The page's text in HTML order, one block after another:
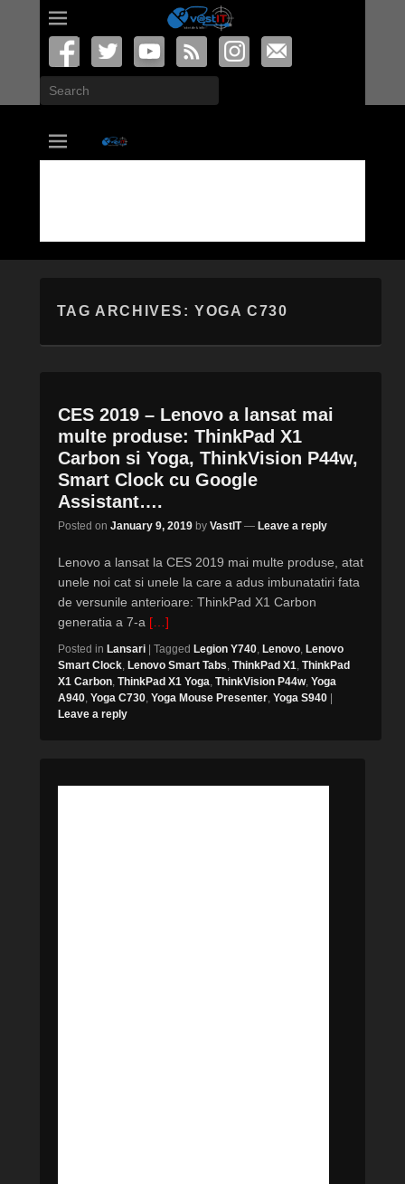
Search
vastIT.ro
Blog de Tehnologie
TAG ARCHIVES:YOGA C730
CES 2019 – Lenovo a lansat mai
multe produse: ThinkPad X1
Carbon si Yoga, ThinkVision P44w,
Smart Clock cu Google
Assistant….
Posted on January 9, 2019 by VastIT — Leave a reply
Lenovo a lansat la CES 2019 mai multe produse, atat
unele noi cat si unele la care a adus imbunatatiri fata
de versunile anterioare: ThinkPad X1 Carbon
generatia a 7-a […]
Posted in Lansari Tagged Legion Y740, Lenovo, Lenovo
Smart Clock, Lenovo Smart Tabs, ThinkPad X1, ThinkPad
X1 Carbon, ThinkPad X1 Yoga, ThinkVision P44w, Yoga
A940, Yoga C730, Yoga Mouse Presenter, Yoga S940
Leave a reply